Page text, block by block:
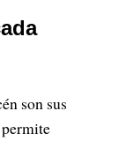
son sus